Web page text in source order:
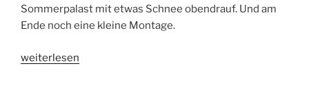
Sommerpalast mit etwas Schnee obendrauf. Und am
Ende noch eine kleine Montage.
„Der
weiterlesen